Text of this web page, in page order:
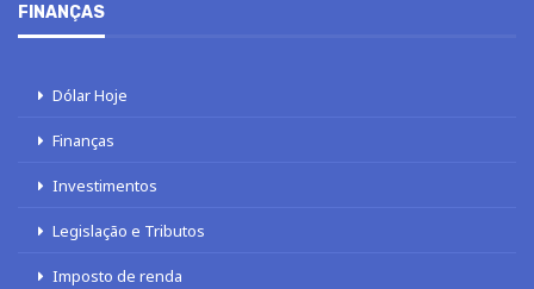
FINANÇAS
Dólar Hoje
Finanças
Investimentos
Legislação e Tributos
Imposto de renda